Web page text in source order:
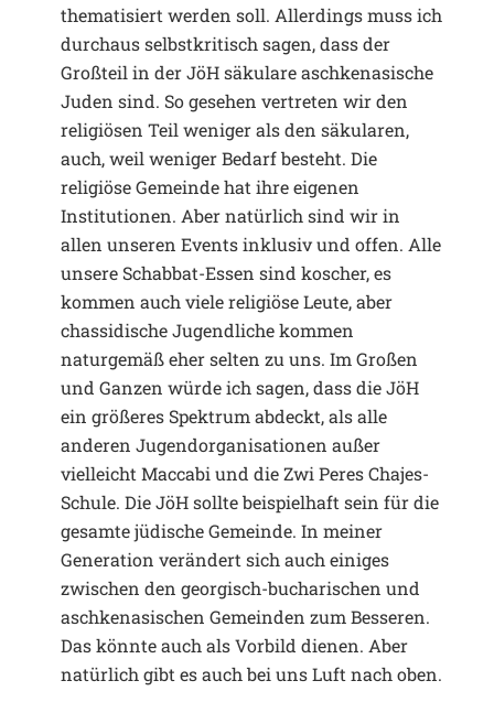
thematisiert werden soll. Allerdings muss ich
durchaus selbstkritisch sagen, dass der
Großteil in der JöH säkulare aschkenasische
Juden sind. So gesehen vertreten wir den
religiösen Teil weniger als den säkularen,
auch, weil weniger Bedarf besteht. Die
religiöse Gemeinde hat ihre eigenen
Institutionen. Aber natürlich sind wir in
allen unseren Events inklusiv und offen. Alle
unsere Schabbat-Essen sind koscher, es
kommen auch viele religiöse Leute, aber
chassidische Jugendliche kommen
naturgemäß eher selten zu uns. Im Großen
und Ganzen würde ich sagen, dass die JöH
ein größeres Spektrum abdeckt, als alle
anderen Jugendorganisationen außer
vielleicht Maccabi und die Zwi Peres Chajes-
Schule. Die JöH sollte beispielhaft sein für die
gesamte jüdische Gemeinde. In meiner
Generation verändert sich auch einiges
zwischen den georgisch-bucharischen und
aschkenasischen Gemeinden zum Besseren.
Das könnte auch als Vorbild dienen. Aber
natürlich gibt es auch bei uns Luft nach oben.